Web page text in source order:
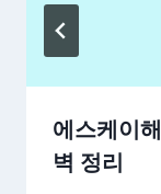
에스케이
벽 정리